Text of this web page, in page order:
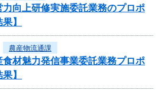
向上研修実施委託業務のプロポ
】
農産物流通課
食材魅力発信事業委託業務プロポ
】